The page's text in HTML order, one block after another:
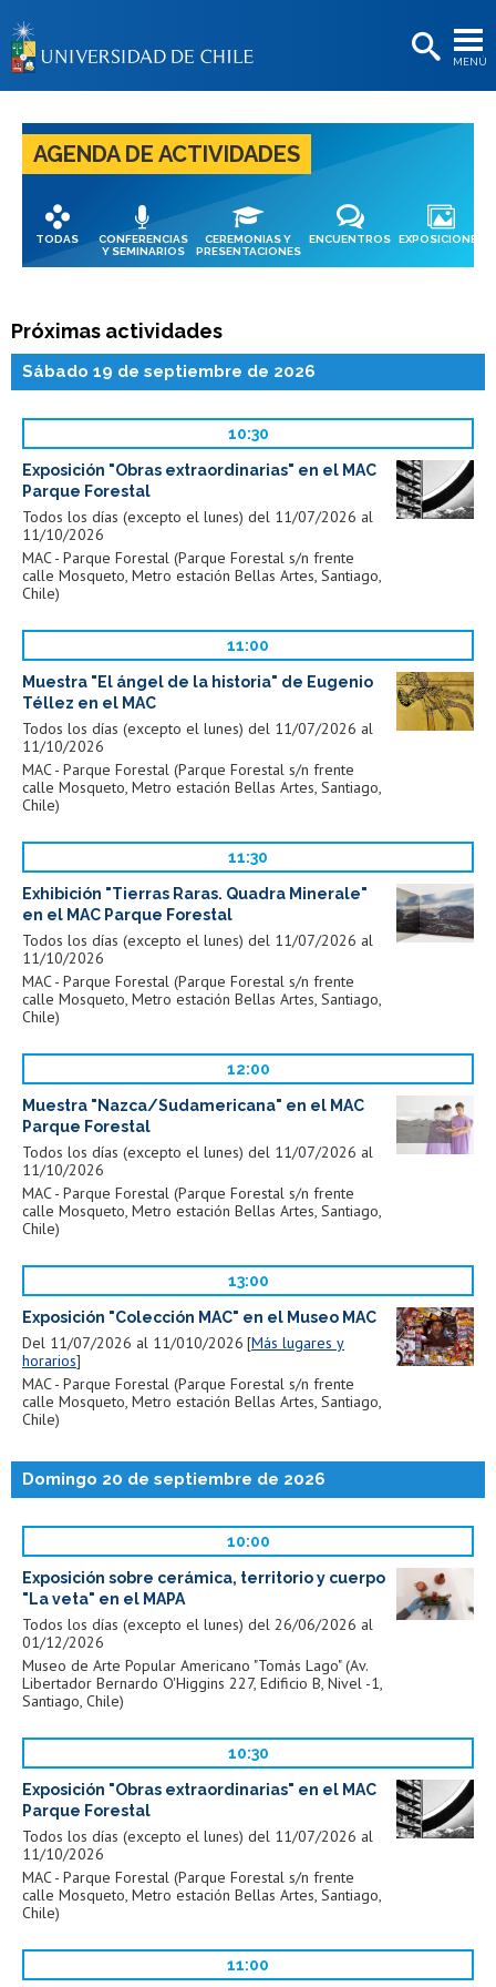
MENÚ
BIBLIOTECAS
Postulantes
Estudiantes
Académicas/os
Egresadas/os
AGENDA DE ACTIVIDADES
TODAS
CONFERENCIAS
Y SEMINARIOS
CEREMONIAS Y
PRESENTACIONES
ENCUENTROS EXPOSICIONES
Próximas actividades
Sábado 19 de septiembre de 2026
10:30
Exposición "Obras extraordinarias" en el MAC
Parque Forestal
Todos los días (excepto el lunes) del 11/07/2026 al
11/10/2026
MAC - Parque Forestal (Parque Forestal s/n frente
calle Mosqueto, Metro estación Bellas Artes, Santiago,
Chile)
11:00
Muestra "El ángel de la historia" de Eugenio
Téllez en el MAC
Todos los días (excepto el lunes) del 11/07/2026 al
11/10/2026
MAC - Parque Forestal (Parque Forestal s/n frente
calle Mosqueto, Metro estación Bellas Artes, Santiago,
Chile)
11:30
Exhibición "Tierras Raras. Quadra Minerale"
en el MAC Parque Forestal
Todos los días (excepto el lunes) del 11/07/2026 al
11/10/2026
MAC - Parque Forestal (Parque Forestal s/n frente
calle Mosqueto, Metro estación Bellas Artes, Santiago,
Chile)
12:00
Muestra "Nazca/Sudamericana" en el MAC
Parque Forestal
Todos los días (excepto el lunes) del 11/07/2026 al
11/10/2026
MAC - Parque Forestal (Parque Forestal s/n frente
calle Mosqueto, Metro estación Bellas Artes, Santiago,
Chile)
13:00
Exposición "Colección MAC" en el Museo MAC
Del 11/07/2026 al 11/010/2026 Más lugares y
horarios
MAC - Parque Forestal (Parque Forestal s/n frente
calle Mosqueto, Metro estación Bellas Artes, Santiago,
Chile)
Domingo 20 de septiembre de 2026
10:00
Exposición sobre cerámica, territorio y cuerpo
"La veta" en el MAPA
Todos los días (excepto el lunes) del 26/06/2026 al
01/12/2026
Museo de Arte Popular Americano "Tomás Lago" (Av.
Libertador Bernardo O'Higgins 227, Edificio B, Nivel -1,
Santiago, Chile)
10:30
Exposición "Obras extraordinarias" en el MAC
Parque Forestal
Todos los días (excepto el lunes) del 11/07/2026 al
11/10/2026
MAC - Parque Forestal (Parque Forestal s/n frente
calle Mosqueto, Metro estación Bellas Artes, Santiago,
Chile)
11:00